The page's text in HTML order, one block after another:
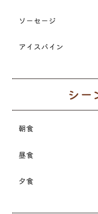
ソーセージ
アイスバイン
朝食
昼食
夕食